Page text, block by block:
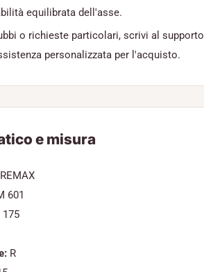
equilibrata dell'asse.
o richieste particolari, scrivi al
personalizzata per l'acquisto.
e misura
601
175
R